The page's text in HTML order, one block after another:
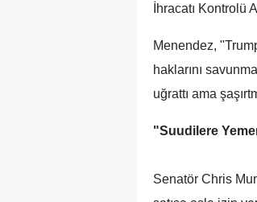
İhracatı Kontrolü
Menendez,
haklarını
uğrattı ama
"Suudilere
Senatör Chris